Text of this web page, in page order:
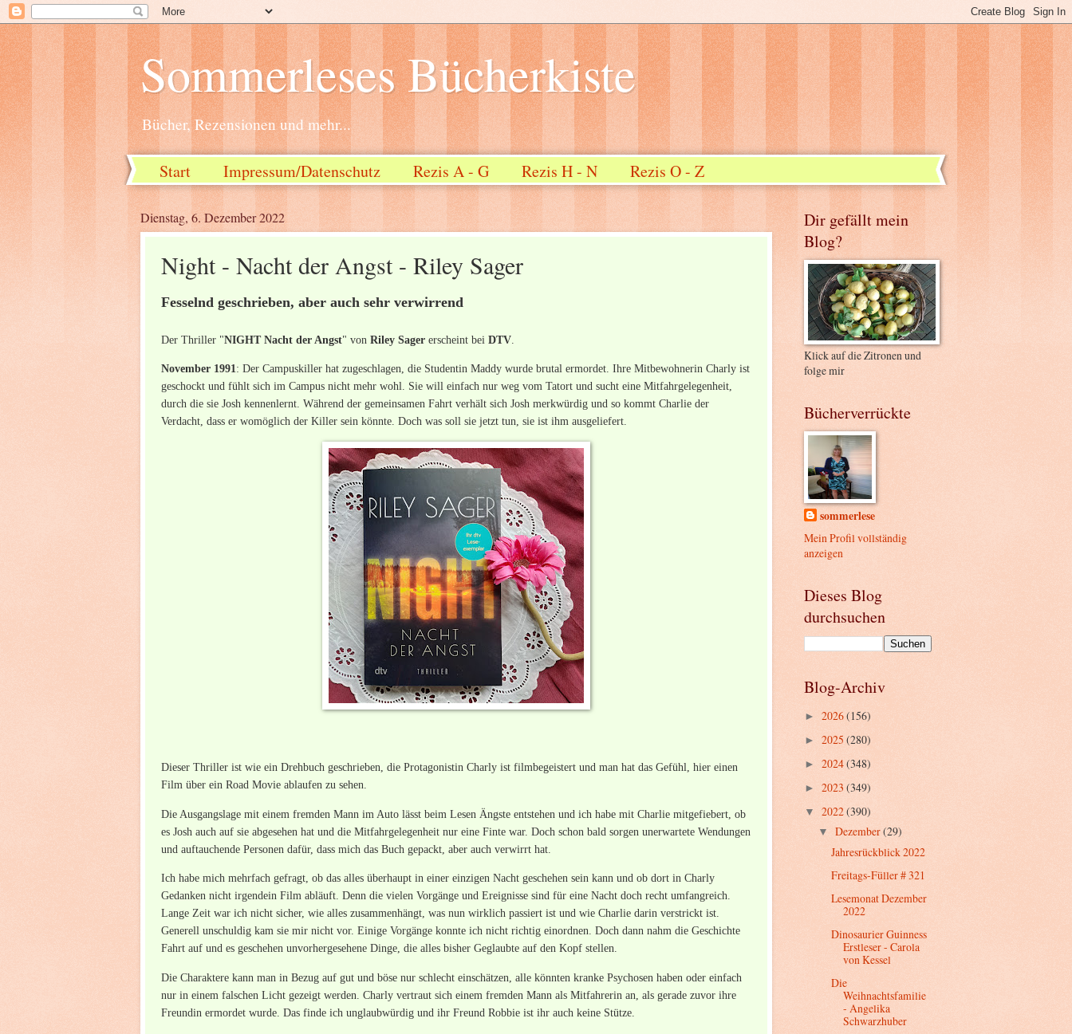
Sommerleses Bücherkiste
Bücher, Rezensionen und mehr...
Start Impressum/Datenschutz Rezis A - G Rezis H - N Rezis O - Z
Dienstag, 6. Dezember 2022
Night - Nacht der Angst - Riley Sager
Fesselnd geschrieben, aber auch sehr verwirrend
Der Thriller "NIGHT Nacht der Angst" von Riley Sager erscheint bei DTV
November 1991: Der Campuskiller hat zugeschlagen, die Studentin Maddy wurde brutal ermordet. Ihre Mitbewohnerin Charly ist
geschockt und fühlt sich im Campus nicht mehr wohl. Sie will einfach nur weg vom Tatort und sucht eine Mitfahrgelegenheit,
durch die sie Josh kennenlernt. Während der gemeinsamen Fahrt verhält sich Josh merkwürdig und so kommt Charlie der
Verdacht, dass er womöglich der Killer sein könnte. Doch was soll sie jetzt tun, sie ist ihm ausgeliefert.
Dieser Thriller ist wie ein Drehbuch geschrieben, die Protagonistin Charly ist filmbegeistert und man hat das Gefühl, hier einen
Film über ein Road Movie ablaufen zu sehen.
Die Ausgangslage mit einem fremden Mann im Auto lässt beim Lesen Ängste entstehen und ich habe mit Charlie mitgefiebert, ob
es Josh auch auf sie abgesehen hat und die Mitfahrgelegenheit nur eine Finte war. Doch schon bald sorgen unerwartete Wendungen
und auftauchende Personen dafür, dass mich das Buch gepackt, aber auch verwirrt hat.
Ich habe mich mehrfach gefragt, ob das alles überhaupt in einer einzigen Nacht geschehen sein kann und ob dort in Charly
Gedanken nicht irgendein Film abläuft. Denn die vielen Vorgänge und Ereignisse sind für eine Nacht doch recht umfangreich.
Lange Zeit war ich nicht sicher, wie alles zusammenhängt, was nun wirklich passiert ist und wie Charlie darin verstrickt ist.
Generell unschuldig kam sie mir nicht vor. Einige Vorgänge konnte ich nicht richtig einordnen. Doch dann nahm die Geschichte
Fahrt auf und es geschehen unvorhergesehene Dinge, die alles bisher Geglaubte auf den Kopf stellen.
Die Charaktere kann man in Bezug auf gut und böse nur schlecht einschätzen, alle könnten kranke Psychosen haben oder einfach
nur in einem falschen Licht gezeigt werden. Charly vertraut sich einem fremden Mann als Mitfahrerin an, als gerade zuvor ihre
Freundin ermordet wurde. Das finde ich unglaubwürdig und ihr Freund Robbie ist ihr auch keine Stütze.
Dir gefällt mein
Blog?
Klick auf die Zitronen und
folge mir
Bücherverrückte
sommerlese
Mein Profil vollständig
anzeigen
Dieses Blog
durchsuchen
Blog-Archiv
► 2026(156)
► 2025 (280)
► 2024(348)
► 2023 (349)
▼ 2022(390)
▼ Dezember(29)
Jahresrückblick 2022
Freitags-Füller # 321
Lesemonat Dezember
2022
Dinosaurier Guinness
Erstleser - Carola
von Kessel
Die
Weihnachtsfamilie
- Angelika
Schwarzhuber